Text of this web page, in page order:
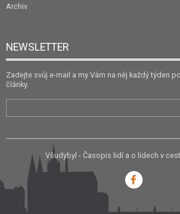
Archiv
NEWSLETTER
Zadejte svůj e-mail a my Vám na něj každý týden
články.
Všudybyl - Časopis lidí a o lidech v